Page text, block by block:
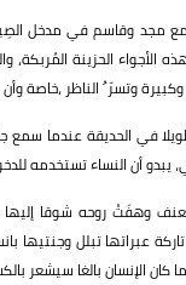
وقاسم في مدخل
الأجواء الحزينة المُربكة،
وتسرّ ُ الناظر ،خاصة
في الحديقة عندما سمع
يبدو أن النساء تستخدمه
وهفَتْ روحه شوقا إليها
تاركة عبراتها تبلل
كان الإنسان بالغا سيشعر